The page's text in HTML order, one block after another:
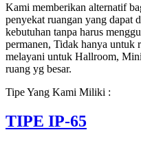
Kami memberikan alternatif
penyekat ruangan yang dapat
kebutuhan tanpa harus
permanen, Tidak hanya untuk
melayani untuk Hallroom,
ruang yg besar.
Tipe Yang Kami Miliki :
TIPE IP-65